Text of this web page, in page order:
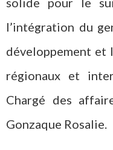
l’intégration du
développement et
régionaux et
Chargé des
Gonzaque Rosalie.